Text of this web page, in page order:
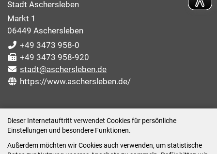
Dieser Internetauftritt verwendet Cookies für persönliche
Einstellungen und besondere Funktionen.
Außerdem möchten wir Cookies auch verwenden, um statistische
Stadt Aschersleben
Markt 1
06449 Aschersleben
+49 3473 958-0
+49 3473 958-920
stadt@aschersleben.de
https://www.aschersleben.de/
Montag: 09:00-12:00 /14:00-15:00 Uhr
Dienstag: 09:00-12:00 /14:00-16:00 Uhr